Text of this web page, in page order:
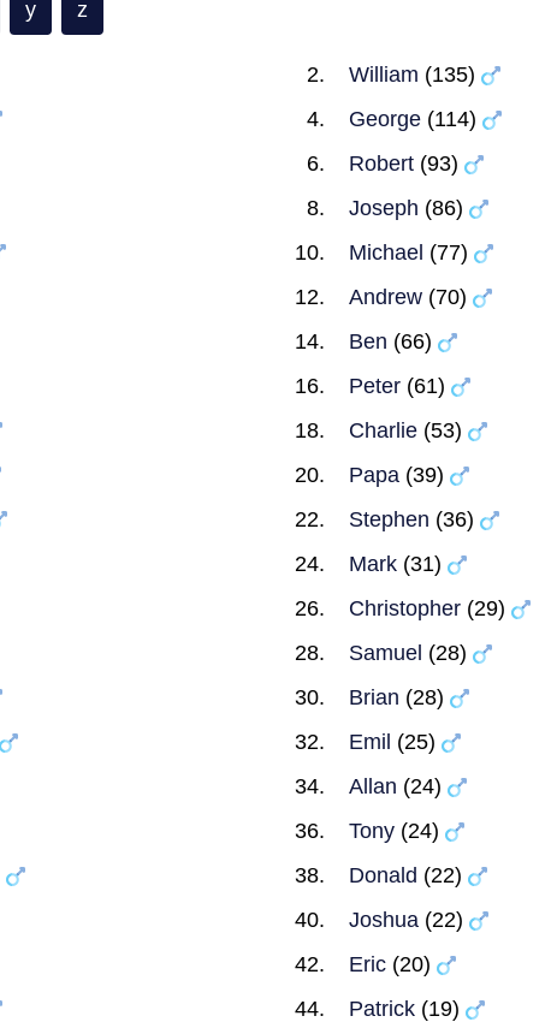
y z
William (135)
George(114)
Robert(93)
Joseph (86)
Michael (77)
Andrew(70)
Ben (66)
Peter(61)
Charlie(53)
Papa(39)
Stephen (36)
Mark(31)
Christopher(29)
Samuel (28)
Brian (28)
Emil (25)
Allan (24)
Tony(24)
Donald (22)
Joshua(22)
Eric(20)
Patrick(19)